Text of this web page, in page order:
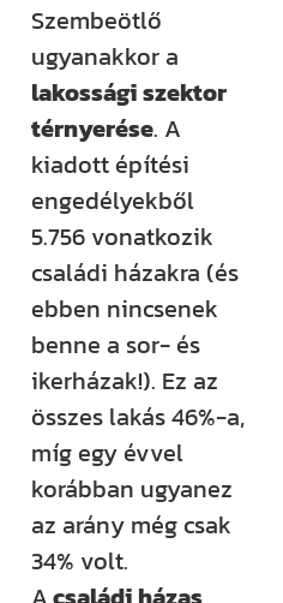
Szembeötlő
ugyanakkor a
lakossági szektor
térnyerése. A
kiadott építési
engedélyekből
5.756 vonatkozik
családi házakra (és
ebben nincsenek
benne a sor- és
ikerházak!). Ez az
összes lakás 46%-a,
míg egy évvel
korábban ugyanez
az arány még csak
34% volt.